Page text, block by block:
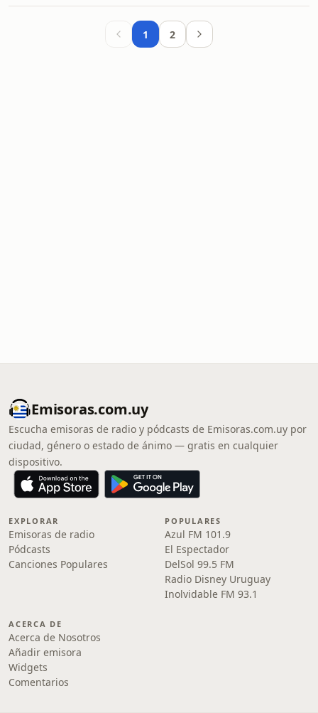
1 2
Emisoras.com.uy
Escucha emisoras de radio y pódcasts de Emisoras.com.uy por
ciudad, género o estado de ánimo — gratis en cualquier
dispositivo.
EXPLORAR
Emisoras de radio
Pódcasts
Canciones Populares
POPULARES
Azul FM 101.9
El Espectador
DelSol 99.5 FM
Radio Disney Uruguay
Inolvidable FM 93.1
ACERCA DE
Acerca de Nosotros
Añadir emisora
Widgets
Comentarios